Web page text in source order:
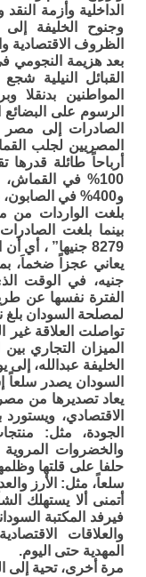
الظروف الاقتصادية
بعد هزيمة
القبائل النيلية
المواطنين بدنقلا
الرسوم على
الصادرات إلى
المصريين لجلب
و400% في الصابون، بعد دفع العشور”.
بينما بلغت
8279 جنيها” ،
يعاني عجزاً ضخماَ،
جنيه، في الوقت
الفترة نفسها عن
لمصلحة السودان بلغ نحو 43 ألف
تواصلت العلاقة غير
الميزان التجاري
الخليفة عبدالله،
السودان يصدر سلعاً
يعاد تصديرها من
الاقتصادي،
الجودة، مثل:
والخضروات
حلفا على قلتها
سلعاً، مثل: الأرز
أتمنى ألا يستهلك
فيرفد المكتبة
والعلاقات
المهدية حتى اليوم.
مرة أخرى، تحية إلى